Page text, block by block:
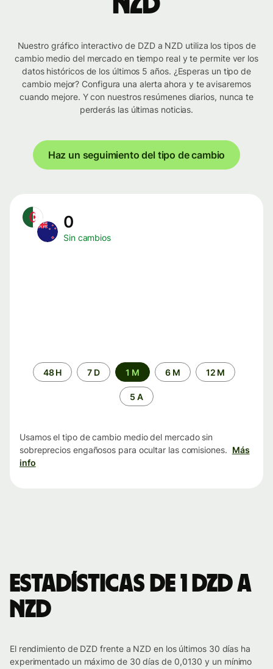
Nuestro gráfico interactivo de DZD a NZD utiliza los tipos de
cambio medio del mercado en tiempo real y te permite ver los
datos históricos de los últimos 5 años. ¿Esperas un tipo de
cambio mejor? Configura una alerta ahora y te avisaremos
cuando mejore. Y con nuestros resúmenes diarios, nunca te
perderás las últimas noticias.
Haz un seguimiento del tipo de cambio
0
Sin cambios
Periodo48 H 7 D 1 M 6 M 12 M
5 A
Usamos el tipo de cambio medio del mercado sin
sobreprecios engañosos para ocultar las comisiones. Más
info
Estadísticas de 1 DZD a
NZD
El rendimiento de DZD frente a NZD en los últimos 30 días ha
experimentado un máximo de 30 días de 0,0130 y un mínimo